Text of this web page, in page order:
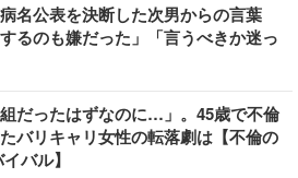
名公表を決断した次男からの言葉
するのも嫌だった」「言うべきか迷っ
組だったはずなのに…」。45歳で不倫
バリキャリ女性の転落劇は【不倫の
バル】